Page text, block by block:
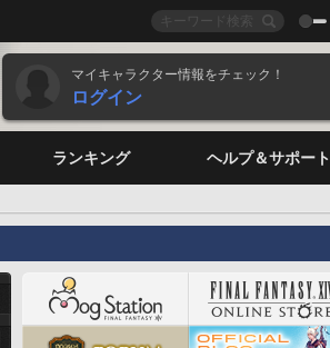
マイキャラクター情報をチェック！
ログイン
ランキング ヘルプ＆サポート